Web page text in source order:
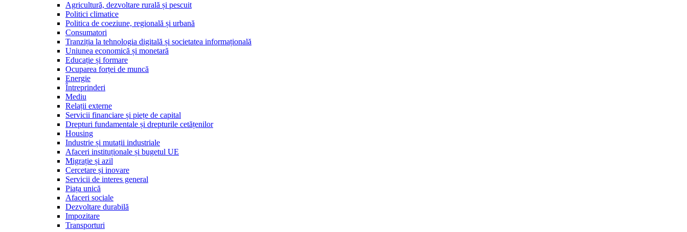
Agricultură, dezvoltare rurală și pescuit
Politici climatice
Politica de coeziune, regională și urbană
Consumatori
Tranziția la tehnologia digitală și societatea informațională
Uniunea economică și monetară
Educație și formare
Ocuparea forței de muncă
Energie
Întreprinderi
Mediu
Relații externe
Servicii financiare și piețe de capital
Drepturi fundamentale și drepturile cetățenilor
Housing
Industrie și mutații industriale
Afaceri instituționale și bugetul UE
Migrație și azil
Cercetare și inovare
Servicii de interes general
Piața unică
Afaceri sociale
Dezvoltare durabilă
Impozitare
Transporturi